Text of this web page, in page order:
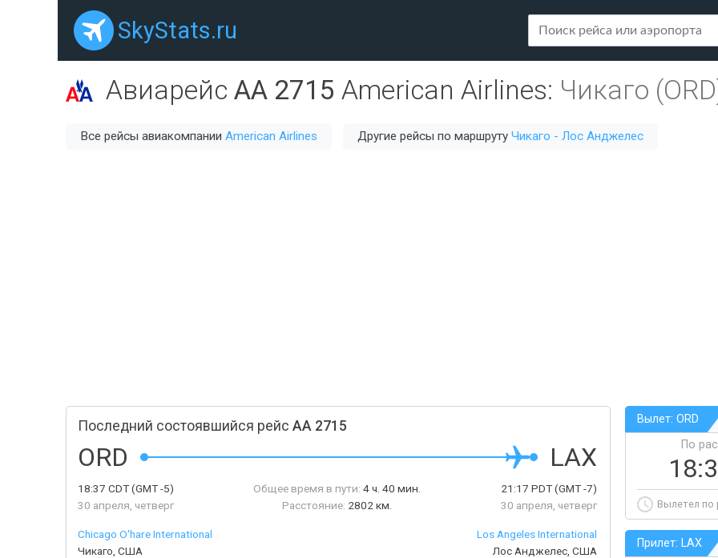
SkyStats.ru
Авиарейс AA 2715 American Airlines: Чикаго
Все рейсы авиакомпании American Airlines Другие рейсы по маршруту Чикаго - Лос Анджелес
Последний состоявшийся рейс AA 2715
ORD LAX
18:37 CDT(GMT -5)
30 апреля, четверг
Общее время в пути: 4 ч. 40 мин.
Расстояние: 2802 км.
21:17 PDT(GMT -7)
30 апреля, четверг
Chicago O'hare International
Чикаго, США
Los Angeles International
Лос Анджелес, США
Вылет: ORD
По
Вылетел по
Прилет: LAX